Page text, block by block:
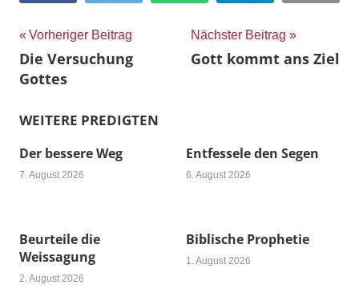
Beitragsnavigation
Vorheriger Beitrag
Die Versuchung
Gottes
Nächster Beitrag
Gott kommt ans Ziel
WEITERE PREDIGTEN
Der bessere Weg
7. August 2026
Entfessele den Segen
6. August 2026
Beurteile die
Weissagung
2. August 2026
Biblische Prophetie
1. August 2026